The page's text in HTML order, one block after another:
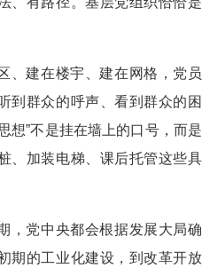
、建在楼宇、建在网格，党员
到群众的呼声、看到群众的困
想”不是挂在墙上的口号，而是
、加装电梯、课后托管这些具
，党中央都会根据发展大局确
期的工业化建设，到改革开放